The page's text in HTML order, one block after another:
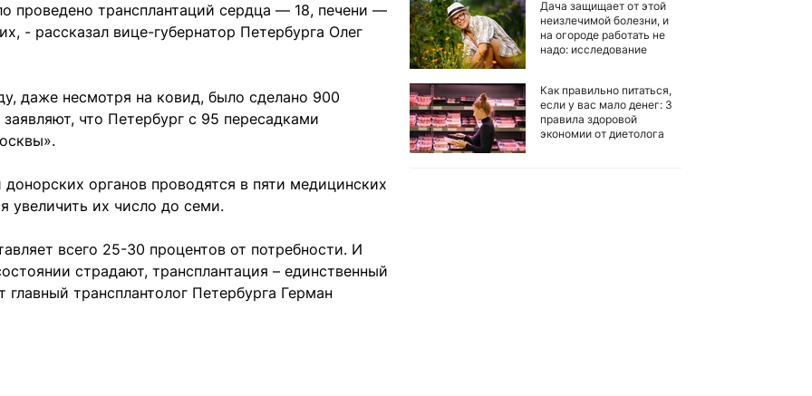
проведено трансплантаций сердца — 18, печени —
- рассказал вице-губернатор Петербурга Олег
даже несмотря на ковид, было сделано 900
что Петербург с 95 пересадками
органов проводятся в пяти медицинских
увеличить их число до семи.
всего 25-30 процентов от потребности. И
страдают, трансплантация – единственный
трансплантолог Петербурга Герман
Дача защищает от этой
неизлечимой болезни, и
на огороде работать не
надо: исследование
Как правильно питаться,
если у вас мало денег: 3
правила здоровой
экономии от диетолога